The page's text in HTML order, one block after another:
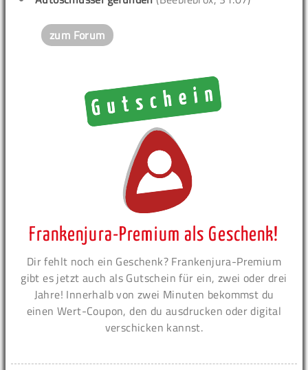
zum Forum
Frankenjura-Premium als Geschenk!
Dir fehlt noch ein Geschenk? Frankenjura-Premium
gibt es jetzt auch als Gutschein für ein, zwei oder drei
Jahre! Innerhalb von zwei Minuten bekommst du
einen Wert-Coupon, den du ausdrucken oder digital
verschicken kannst.